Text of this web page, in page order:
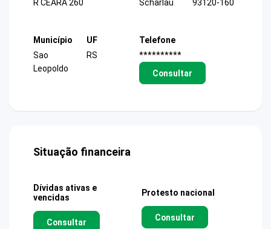
R CEARA 260
Scharlau
93120-160
Município
Sao
Leopoldo
UF
RS
Telefone
**********
Consultar
Situação financeira
Dívidas ativas e
vencidas
Consultar
Protesto nacional
Consultar